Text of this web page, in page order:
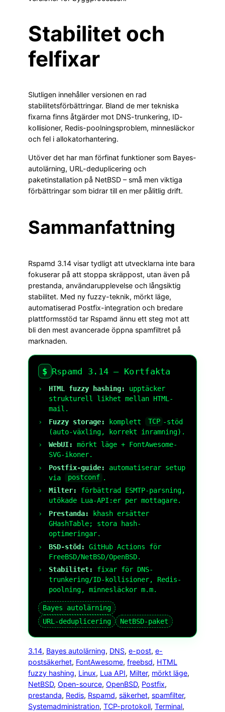
Stabilitet och
felfixar
Slutligen innehåller versionen en rad
stabilitetsförbättringar. Bland de mer tekniska
fixarna finns åtgärder mot DNS-trunkering, ID-
kollisioner, Redis-poolningsproblem, minnesläckor
och fel i allokatorhantering.
Utöver det har man förfinat funktioner som Bayes-
autolärning, URL-deduplicering och
paketinstallation på NetBSD – små men viktiga
förbättringar som bidrar till en mer pålitlig drift.
Sammanfattning
Rspamd 3.14 visar tydligt att utvecklarna inte bara
fokuserar på att stoppa skräppost, utan även på
prestanda, användarupplevelse och långsiktig
stabilitet. Med ny fuzzy-teknik, mörkt läge,
automatiserad Postfix-integration och bredare
plattformsstöd tar Rspamd ännu ett steg mot att
bli den mest avancerade öppna spamfiltret på
marknaden.
$ Rspamd 3.14 — Kortfakta
HTML fuzzy hashing:
upptäcker
strukturell likhet mellan HTML-
mail.
Fuzzy storage:
komplett TCP -stöd
(auto-växling, korrekt inramning).
WebUI:
mörkt läge + FontAwesome-
SVG-ikoner.
Postfix-guide:
automatiserar setup
via
postconf .
Milter:
förbättrad ESMTP-parsning,
utökade Lua-API:er per mottagare.
Prestanda:
khash ersätter
GHashTable; stora hash-
optimeringar.
BSD-stöd:
GitHub Actions för
FreeBSD/NetBSD/OpenBSD.
Stabilitet:
fixar för DNS-
trunkering/ID-kollisioner, Redis-
poolning, minnesläckor m.m.
Bayes autolärning
URL-deduplicering
NetBSD-paket
3.14, Bayes autolärning, DNS, e-post, e-
postsäkerhet, FontAwesome, freebsd, HTML
fuzzy hashing, Linux, Lua API, Milter, mörkt läge
NetBSD, Open-source, OpenBSD, Postfix
prestanda, Redis, Rspamd, säkerhet, spamfilter
Systemadministration, TCP-protokoll, Terminal